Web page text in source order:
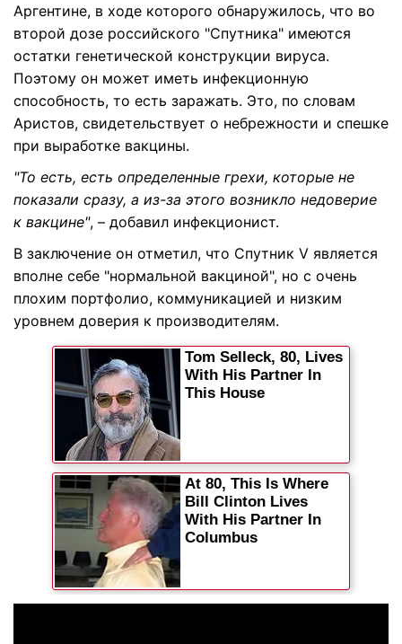
Аргентине, в ходе которого обнаружилось, что во
второй дозе российского "Спутника" имеются
остатки генетической конструкции вируса.
Поэтому он может иметь инфекционную
способность, то есть заражать. Это, по словам
Аристов, свидетельствует о небрежности и спешке
при выработке вакцины.
"То есть, есть определенные грехи, которые не
показали сразу, а из-за этого возникло недоверие
к вакцине", – добавил инфекционист.
В заключение он отметил, что Спутник V является
вполне себе "нормальной вакциной", но с очень
плохим портфолио, коммуникацией и низким
уровнем доверия к производителям.